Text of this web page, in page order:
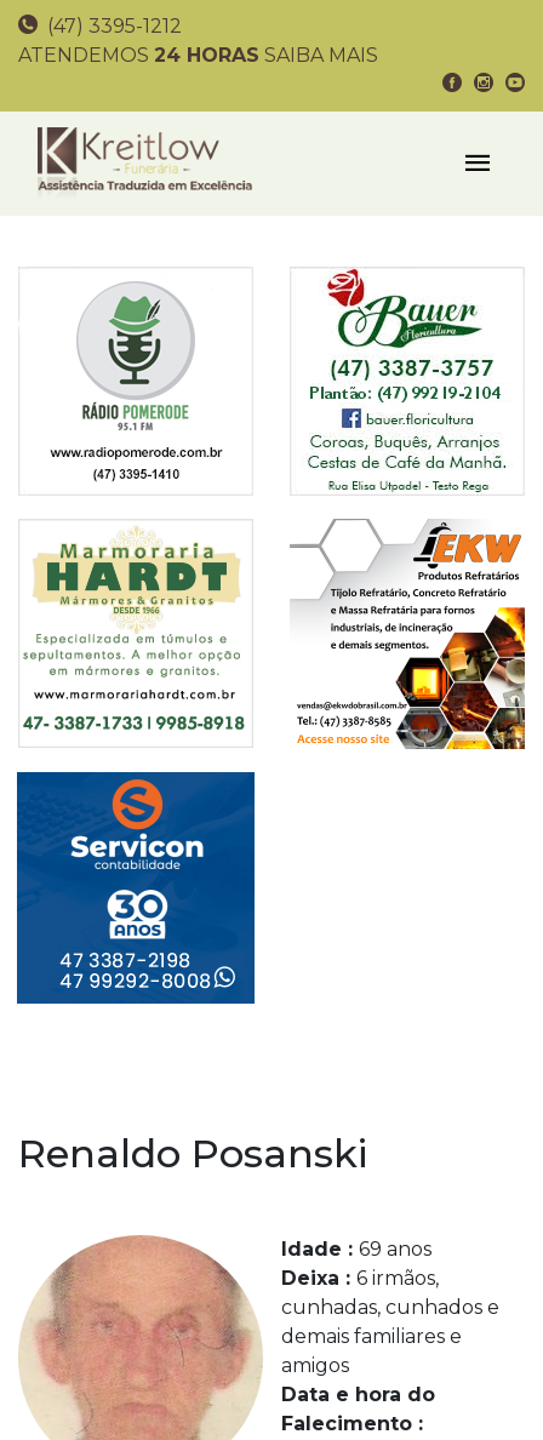
(47) 3395-1212
ATENDEMOS 24 HORAS SAIBA MAIS
Renaldo Posanski
Idade : 69 anos
Deixa : 6 irmãos,
cunhadas, cunhados e
demais familiares e
amigos
Data e hora do
Falecimento :